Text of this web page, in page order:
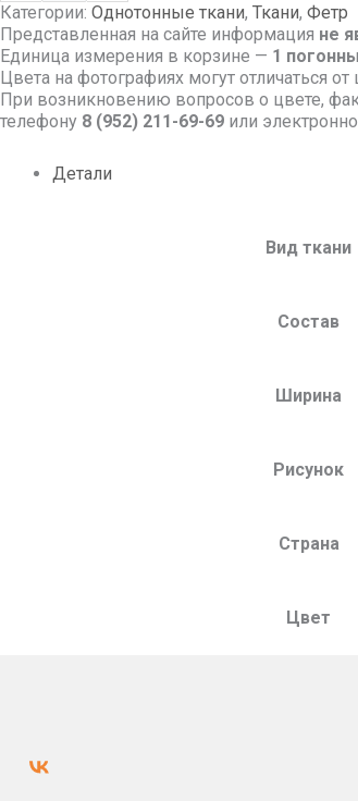
Категории: Однотонные ткани, Ткани, Фетр
Представленная на сайте информация не
Единица измерения в корзине — 1
Цвета на фотографиях могут отличаться от
При возникновению вопросов о цвете,
телефону 8 (952) 211-69-69 или
Детали
Вид ткани
Состав
Ширина
Рисунок
Страна
Цвет